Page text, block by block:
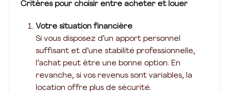
Critères pour choisir entre acheter et louer
Votre situation financière
Si vous disposez d’un apport personnel
suffisant et d’une stabilité professionnelle,
l’achat peut être une bonne option. En
revanche, si vos revenus sont variables, la
location offre plus de sécurité.